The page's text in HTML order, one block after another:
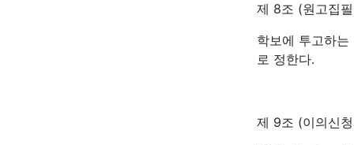
제 8조 (원고집
학보에 투고하
로 정한다.
제 9조 (이의신